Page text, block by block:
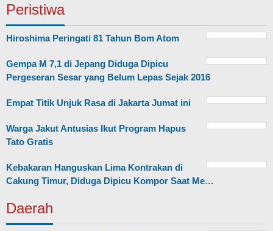
Peristiwa
Hiroshima Peringati 81 Tahun Bom Atom
Gempa M 7,1 di Jepang Diduga Dipicu
Pergeseran Sesar yang Belum Lepas Sejak 2016
Empat Titik Unjuk Rasa di Jakarta Jumat ini
Warga Jakut Antusias Ikut Program Hapus
Tato Gratis
Kebakaran Hanguskan Lima Kontrakan di
Cakung Timur, Diduga Dipicu Kompor Saat Me…
Daerah